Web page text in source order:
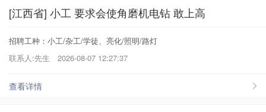
[江西省] 小工 要求会使角磨机电钻 敢上高
招聘工种：小工/杂工/学徒、亮化/照明/路灯
联系人:先生
2026-08-07 12:27:37
查看详情